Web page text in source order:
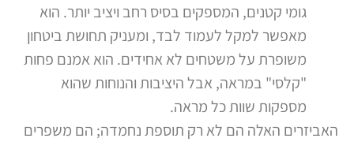
גומי קטנים, המספקים בסיס רחב ויציב יותר. הוא
מאפשר למקל לעמוד לבד, ומעניק תחושת ביטחון
משופרת על משטחים לא אחידים. הוא אמנם פחות
"קלסי" במראה, אבל היציבות והנוחות שהוא
מספקות שוות כל מראה.
האביזרים האלה הם לא רק תוספת נחמדה; הם משפרים